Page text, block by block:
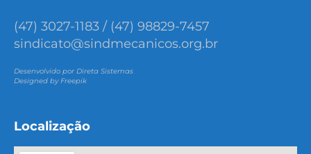
(47) 3027-1183 / (47) 98829-7457
sindicato@sindmecanicos.org.br
Desenvolvido por Direta Sistemas
Designed by Freepik
Localização